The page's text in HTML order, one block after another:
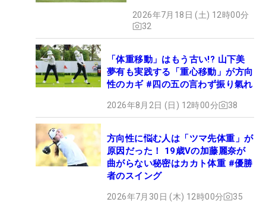
2026年7月18日 (土) 12時00分
32
「体重移動」はもう古い!? 山下美
夢有も実践する「重心移動」が方向
性のカギ #四の五の言わず振り氣れ
2026年8月2日 (日) 12時00分 38
方向性に悩む人は「ツマ先体重」が
原因だった！ 19歳Vの加藤麗奈が
曲がらない秘密はカカト体重 #優勝
者のスイング
2026年7月30日 (木) 12時00分 35